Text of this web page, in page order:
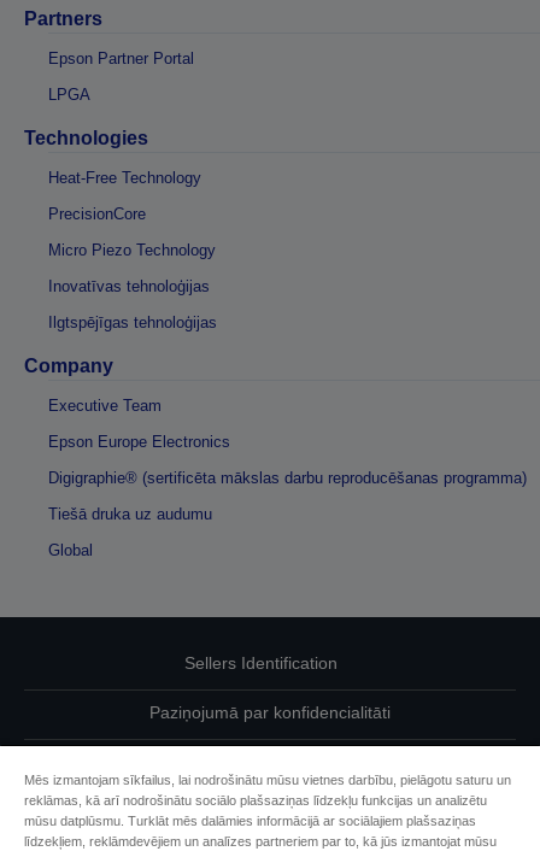
Partners
Epson Partner Portal
LPGA
Technologies
Heat-Free Technology
PrecisionCore
Micro Piezo Technology
Inovatīvas tehnoloģijas
Ilgtspējīgas tehnoloģijas
Company
Executive Team
Epson Europe Electronics
Digigraphie® (sertificēta mākslas darbu reproducēšanas programma)
Tiešā druka uz audumu
Global
Sellers Identification
Paziņojumā par konfidencialitāti
Sazinieties ar mums par saviem datiem
Mēs izmantojam sīkfailus, lai nodrošinātu mūsu vietnes darbību, pielāgotu saturu un
reklāmas, kā arī nodrošinātu sociālo plašsaziņas līdzekļu funkcijas un analizētu
mūsu datplūsmu. Turklāt mēs dalāmies informācijā ar sociālajiem plašsaziņas
līdzekļiem, reklāmdevējiem un analīzes partneriem par to, kā jūs izmantojat mūsu